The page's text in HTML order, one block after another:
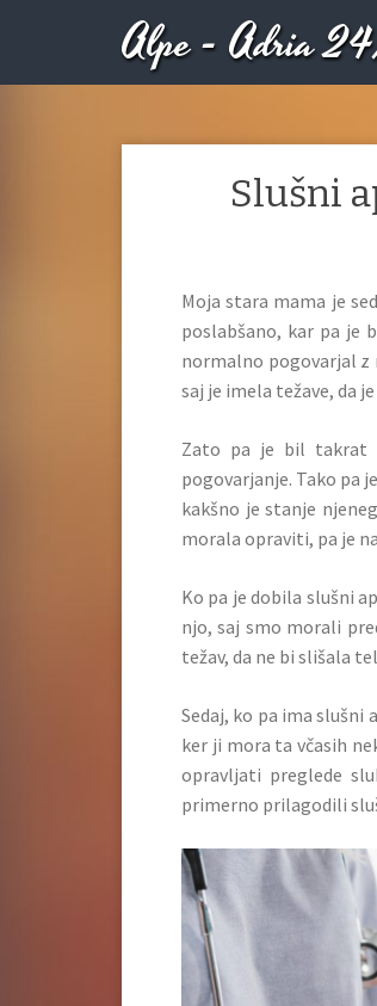
Alpe - Adria
Slušni
Moja stara mama je
poslabšano, kar pa je
normalno pogovarjal z
saj je imela težave, da
Zato pa je bil takrat
pogovarjanje. Tako pa
kakšno je stanje
morala opraviti, pa je
Ko pa je dobila slušni
njo, saj smo morali
težav, da ne bi slišala
Sedaj, ko pa ima slušni
ker ji mora ta včasih
opravljati preglede
primerno prilagodili